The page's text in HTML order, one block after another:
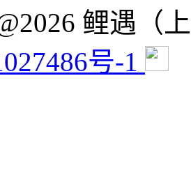
鲤遇（
号-1